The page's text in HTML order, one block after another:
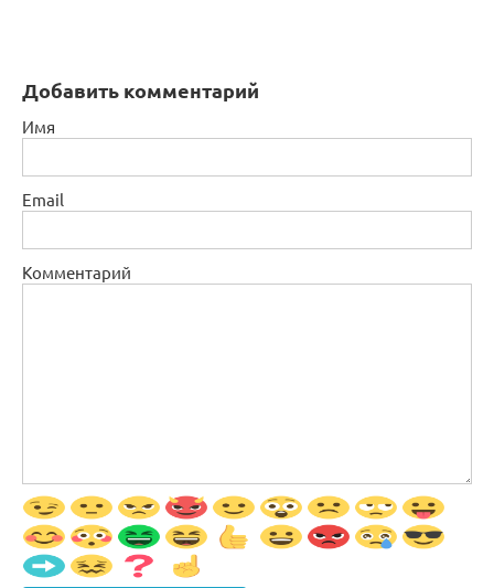
Добавить комментарий
Имя
Email
Комментарий